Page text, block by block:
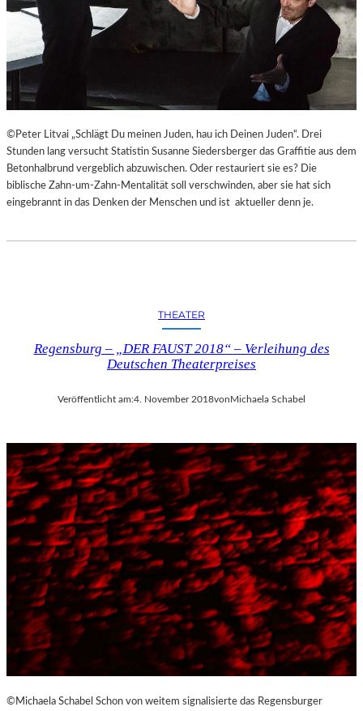
©Peter Litvai „Schlägt Du meinen Juden, hau ich Deinen Juden“. Drei
Stunden lang versucht Statistin Susanne Siedersberger das Graffitie aus dem
Betonhalbrund vergeblich abzuwischen. Oder restauriert sie es? Die
biblische Zahn-um-Zahn-Mentalität soll verschwinden, aber sie hat sich
eingebrannt in das Denken der Menschen und ist aktueller denn je.
THEATER
Regensburg – „DER FAUST 2018“ – Verleihung des
Deutschen Theaterpreises
Veröffentlicht am:4. November 2018von Michaela Schabel
©Michaela Schabel Schon von weitem signalisierte das Regensburger